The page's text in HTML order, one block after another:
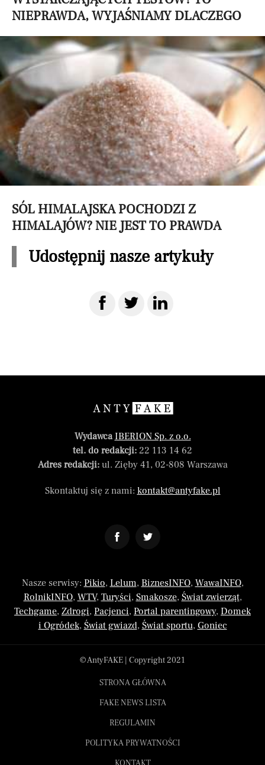
NIEPRAWDA, WYJAŚNIAMY DLACZEGO
SÓL HIMALAJSKA POCHODZI Z
HIMALAJÓW? NIE JEST TO PRAWDA
Udostępnij nasze artykuły
WydawcaIBERION Sp. z o.o.
tel. do redakcji: 22 113 14 62
Adres redakcji:ul. Zięby 41, 02-808 Warszawa
Skontaktuj się z nami: kontakt@antyfake.pl
Nasze serwisy: Pikio, Lelum, BiznesINFO, WawaINFO,
RolnikINFO, WTV, Turyści, Smakosze, Świat zwierząt,
Techgame, Zdrogi, Pacjenci, Portal parentingowy, Domek
i Ogródek, Świat gwiazd, Świat sportu, Goniec
© AntyFAKE | Copyright 2021
STRONA GŁÓWNA
FAKE NEWS LISTA
REGULAMIN
POLITYKA PRYWATNOŚCI